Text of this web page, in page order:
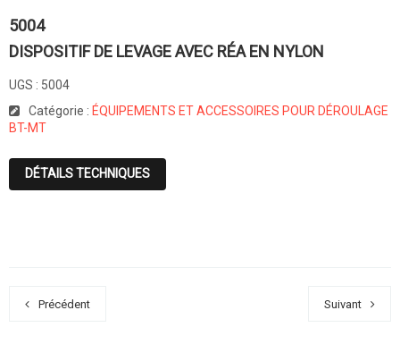
5004
DISPOSITIF DE LEVAGE AVEC RÉA EN NYLON
UGS : 5004
Catégorie : ÉQUIPEMENTS ET ACCESSOIRES POUR DÉROULAGE
BT-MT
DÉTAILS TECHNIQUES
Précédent Suivant